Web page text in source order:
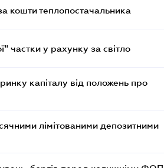
кошти теплопостачальника
частки у рахунку за світло
капіталу від положень про
лімітованими депозитними